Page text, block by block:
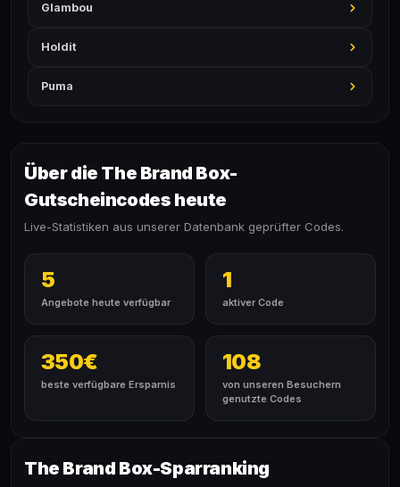
Glambou
Holdit
Puma
Über die The Brand Box-
Gutscheincodes heute
Live-Statistiken aus unserer Datenbank geprüfter Codes.
5
Angebote heute verfügbar
1
aktiver Code
350€
beste verfügbare Ersparnis
108
von unseren Besuchern
genutzte Codes
The Brand Box-Sparranking